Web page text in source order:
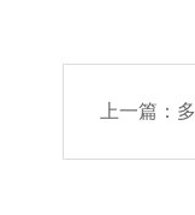
上一篇：